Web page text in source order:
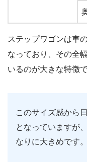
ステップワゴンは車
なっており、その全
いるのが大きな特徴で
このサイズ感から
となっていますが
なりに大きめです。